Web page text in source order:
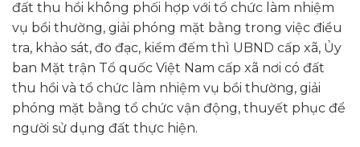
đất thu hồi không phối hợp với tổ chức làm nhiệm
vụ bồi thường, giải phóng mặt bằng trong việc điều
tra, khảo sát, đo đạc, kiểm đếm thì UBND cấp xã, Ủy
ban Mặt trận Tổ quốc Việt Nam cấp xã nơi có đất
thu hồi và tổ chức làm nhiệm vụ bồi thường, giải
phóng mặt bằng tổ chức vận động, thuyết phục để
người sử dụng đất thực hiện.